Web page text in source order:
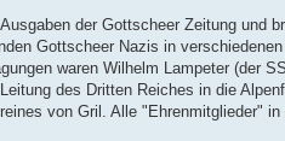
der Gottscheer Zeitung und
Gottscheer Nazis in
waren Wilhelm Lampeter (der
des Dritten Reiches in die
von Gril. Alle "Ehrenmitglieder"